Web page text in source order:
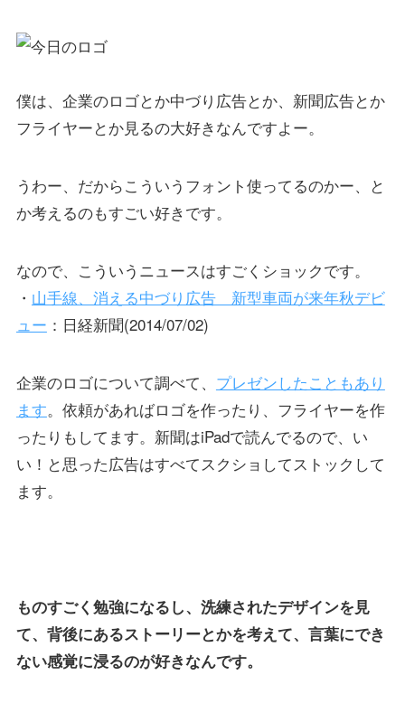
僕は、企業のロゴとか中づり広告とか、新聞広告とか
フライヤーとか見るの大好きなんですよー。
うわー、だからこういうフォント使ってるのかー、と
か考えるのもすごい好きです。
なので、こういうニュースはすごくショックです。
・ 山手線、消える中づり広告 新型車両が来年秋デビ
ュー ：日経新聞(2014/07/02)
企業のロゴについて調べて、 プレゼンしたこともあり
ます。依頼があればロゴを作ったり、フライヤーを作
ったりもしてます。新聞はiPadで読んでるので、い
い！と思った広告はすべてスクショしてストックして
ます。
ものすごく勉強になるし、洗練されたデザインを見
て、背後にあるストーリーとかを考えて、言葉にでき
ない感覚に浸るのが好きなんです。